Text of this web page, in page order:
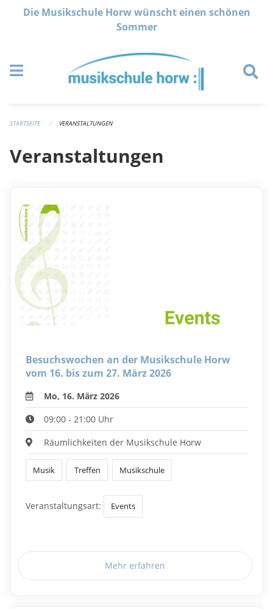
Navigation überspringen
Die Musikschule Horw wünscht einen schönen
Sommer
STARTSEITE VERANSTALTUNGEN
Veranstaltungen
Besuchswochen an der Musikschule Horw
vom 16. bis zum 27. März 2026
Mo, 16. März 2026
09:00 - 21:00 Uhr
Räumlichkeiten der Musikschule Horw
Musik Treffen Musikschule
Veranstaltungsart: Events
Mehr erfahren